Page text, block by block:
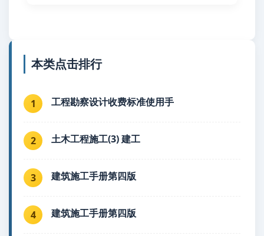
本类点击排行
1 工程勘察设计收费标准使用手
2 土木工程施工(3) 建工
3 建筑施工手册第四版
4 建筑施工手册第四版